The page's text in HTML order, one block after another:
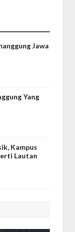
Jawa
Yang
Kampus
Lautan